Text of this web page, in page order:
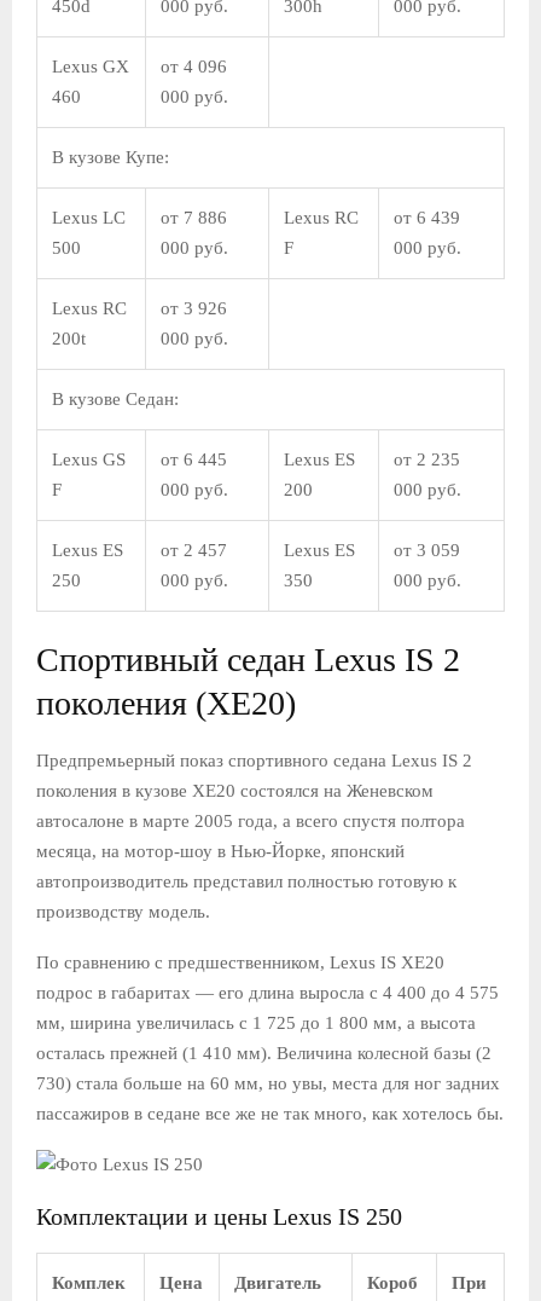
450d 000 руб. 300h 000 руб.
Lexus GX
460
от 4 096
000 руб.
В кузове Купе:
Lexus LC
500
от 7 886
000 руб.
Lexus RC
F
от 6 439
000 руб.
Lexus RC
200t
от 3 926
000 руб.
В кузове Седан:
Lexus GS
F
от 6 445
000 руб.
Lexus ES
200
от 2 235
000 руб.
Lexus ES
250
от 2 457
000 руб.
Lexus ES
350
от 3 059
000 руб.
Спортивный седан Lexus IS 2
поколения (XE20)
Предпремьерный показ спортивного седана Lexus IS 2
поколения в кузове XE20 состоялся на Женевском
автосалоне в марте 2005 года, а всего спустя полтора
месяца, на мотор-шоу в Нью-Йорке, японский
автопроизводитель представил полностью готовую к
производству модель.
По сравнению с предшественником, Lexus IS XE20
подрос в габаритах — его длина выросла с 4 400 до 4 575
мм, ширина увеличилась с 1 725 до 1 800 мм, а высота
осталась прежней (1 410 мм). Величина колесной базы (2
730) стала больше на 60 мм, но увы, места для ног задних
пассажиров в седане все же не так много, как хотелось бы.
Комплектации и цены Lexus IS 250
Комплек
Цена Двигатель
Короб
При